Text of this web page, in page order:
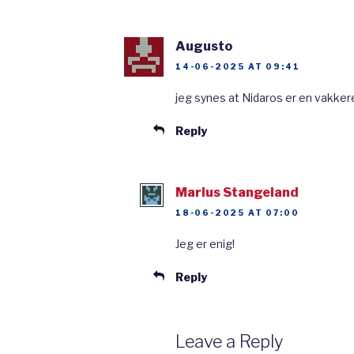
Nidaros, byen ved Nidelva.
I 1928 hadde man en
folkeavstemning der folk
bare cirka 500 til 1000
Dette var kjempeviktig
navnet tilbake, nemlig
Augusto
14-06-2025 AT 09:41
jeg synes at Nidaros er en
Reply
Marius Stangeland
18-06-2025 AT 07:00
Jeg er enig!
Reply
Leave a Reply